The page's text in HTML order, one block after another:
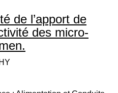
de l’apport de
des micro-